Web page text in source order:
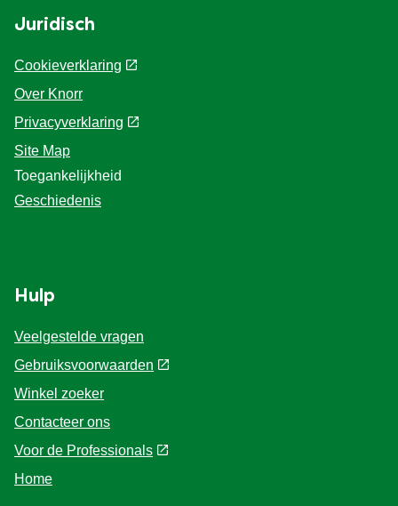
Juridisch
Cookieverklaring
Over Knorr
Privacyverklaring
Site Map
Toegankelijkheid
Geschiedenis
Hulp
Veelgestelde vragen
Gebruiksvoorwaarden
Winkel zoeker
Contacteer ons
Voor de Professionals
Home